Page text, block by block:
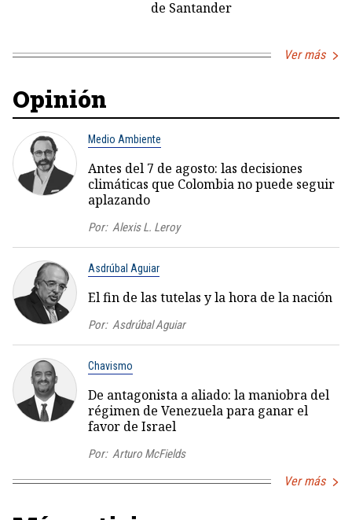
de Santander
Ver más
Opinión
Medio Ambiente
Antes del 7 de agosto: las decisiones
climáticas que Colombia no puede seguir
aplazando
Por: Alexis L. Leroy
Asdrúbal Aguiar
El fin de las tutelas y la hora de la nación
Por: Asdrúbal Aguiar
Chavismo
De antagonista a aliado: la maniobra del
régimen de Venezuela para ganar el
favor de Israel
Por: Arturo McFields
Ver más